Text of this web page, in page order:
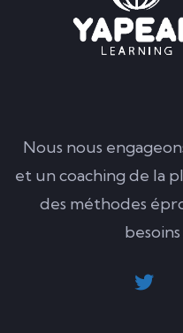
Nous nous
et un coaching de la
des méthodes